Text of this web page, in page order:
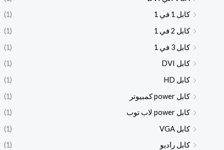
كابل 1 في 1
(1)
كابل 2 في 1
(1)
كابل 3 في 1
(1)
كابل DVI
(1)
كابل HD
(1)
كابل power كمبيوتر
(1)
كابل power لاب توب
(1)
كابل VGA
(1)
كابل راديو
(1)